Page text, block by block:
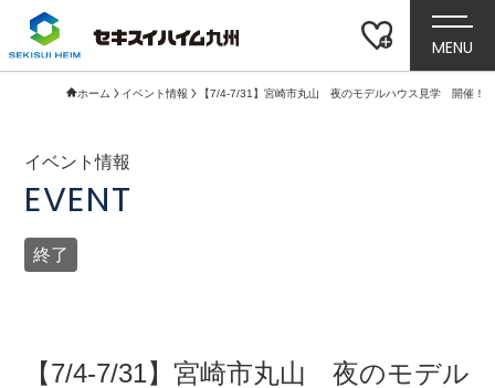
MENU
ホーム イベント情報 【7/4-7/31】宮崎市丸山 夜のモデルハウス見学 開催！
イベント情報
EVENT
終了
【7/4-7/31】宮崎市丸山 夜のモデル